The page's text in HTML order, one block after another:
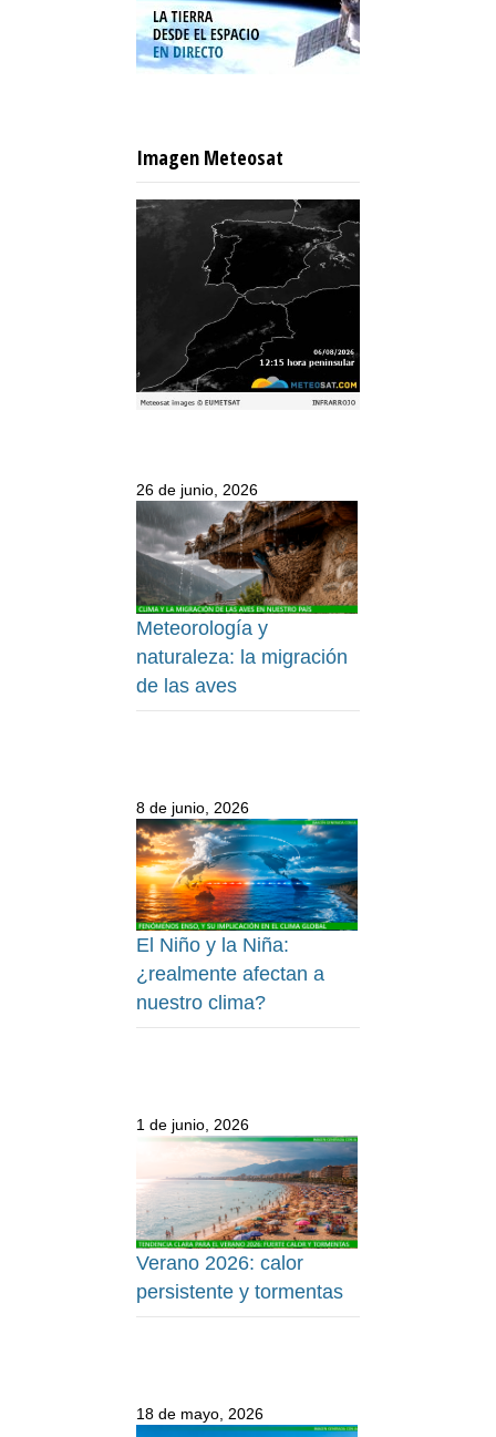
Imagen Meteosat
26 de junio, 2026
Meteorología y
naturaleza: la migración
de las aves
8 de junio, 2026
El Niño y la Niña:
¿realmente afectan a
nuestro clima?
1 de junio, 2026
Verano 2026: calor
persistente y tormentas
18 de mayo, 2026